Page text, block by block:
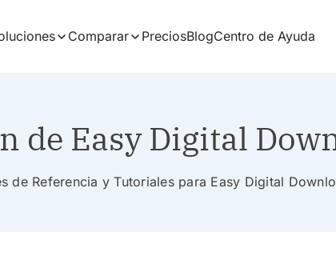
Comparar PreciosBlogCentro de Ayuda
de Easy Digital
de Referencia y Tutoriales para Easy Digital